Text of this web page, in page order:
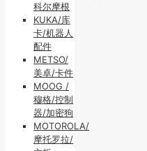
科尔摩根
KUKA/库
卡/机器人
配件
METSO/
美卓/卡件
MOOG /
穆格/控制
器/加密狗
MOTOROLA/
摩托罗拉/